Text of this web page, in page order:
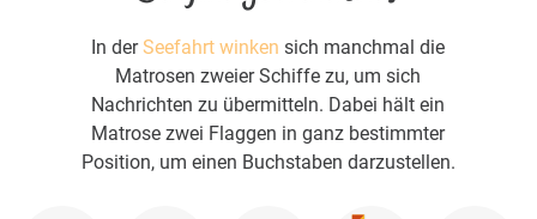
In derSeefahrt winken sich manchmal die
Matrosen zweier Schiffe zu, um sich
Nachrichten zu übermitteln. Dabei hält ein
Matrose zwei Flaggen in ganz bestimmter
Position, um einen Buchstaben darzustellen.